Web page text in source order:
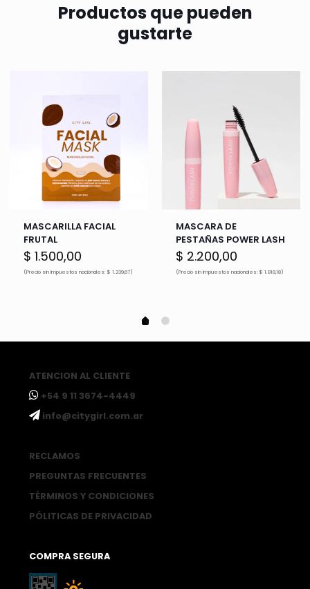
Productos que pueden
gustarte
MASCARILLA FACIAL
FRUTAL
$ 1.500,00
(Precio sin impuestos nacionales: $ 1.239,67)
MASCARA DE
PESTAÑAS POWER LASH
$ 2.200,00
(Precio sin impuestos nacionales: $ 1.818,18)
ATENCION AL CLIENTE
ㅤ+54 9 11 3674-4449
ㅤinfo@citygirl.com.ar
RECLAMOS
PREGUNTAS FRECUENTES
TÉRMINOS Y CONDICIONES
PÓLITICAS DE PRIVACIDAD
COMPRA SEGURA